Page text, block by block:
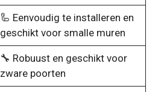
🦾 Eenvoudig te installeren en
geschikt voor smalle muren
🔧 Robuust en geschikt voor
zware poorten